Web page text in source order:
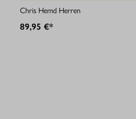
Chris Hemd Herren
89,95 €*